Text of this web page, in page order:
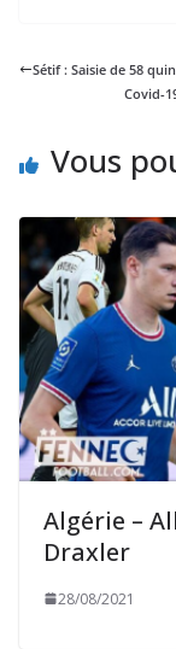
Sétif : Saisie de 58
Covid-
Vous
Algérie –
Draxler
28/08/2021